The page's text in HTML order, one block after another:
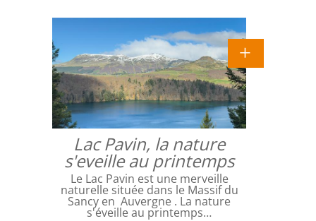
Lac Pavin, la nature
s'eveille au printemps
Le Lac Pavin est une merveille
naturelle située dans le Massif du
Sancy en Auvergne . La nature
s'éveille au printemps…